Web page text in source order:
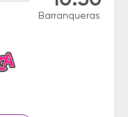
Barranqueras